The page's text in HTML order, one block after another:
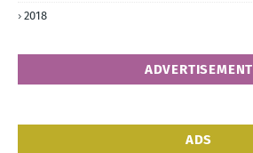
2018
ADVERTISEMENT
ADS